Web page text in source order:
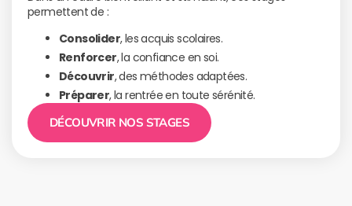
permettent de :
Consolider, les acquis scolaires.
Renforcer, la confiance en soi.
Découvrir, des méthodes adaptées.
Préparer, la rentrée en toute sérénité.
DÉCOUVRIR NOS STAGES